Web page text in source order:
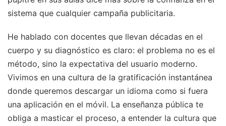
sistema que cualquier campaña publicitaria.
He hablado con docentes que llevan décadas en el
cuerpo y su diagnóstico es claro: el problema no es el
método, sino la expectativa del usuario moderno.
Vivimos en una cultura de la gratificación instantánea
donde queremos descargar un idioma como si fuera
una aplicación en el móvil. La enseñanza pública te
obliga a masticar el proceso, a entender la cultura que